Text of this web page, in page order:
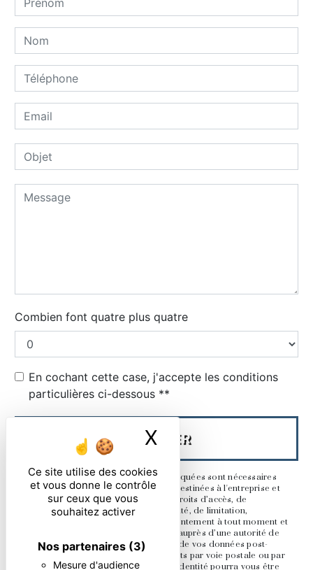
Ce site utilise des cookies
et vous donne le contrôle
sur ceux que vous
souhaitez activer
Nos partenaires (3)
Mesure d'audience
X Masquer le
Combien font quatre plus quatre
En cochant cette case, j'accepte les conditions
particulières ci-dessous **
ENVOYER
** Les données personnelles communiquées sont nécessaires
aux fins de vous contacter. Elles sont destinées à l'entreprise et
ses sous-traitants. Vous disposez de droits d’accès, de
rectification, d’effacement, de portabilité, de limitation,
d’opposition, de retrait de votre consentement à tout moment et
du droit d’introduire une réclamation auprès d’une autorité de
contrôle, ainsi que d’organiser le sort de vos données post-
mortem. Vous pouvez exercer ces droits par voie postale ou par
courrier électronique. Un justificatif d'identité pourra vous être